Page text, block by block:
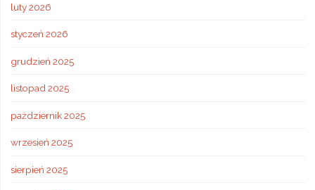
luty 2026
styczeń 2026
grudzień 2025
listopad 2025
październik 2025
wrzesień 2025
sierpień 2025